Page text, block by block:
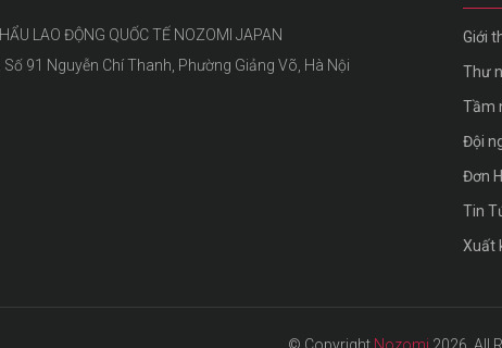
LAO ĐỘNG QUỐC TẾ NOZOMI JAPAN
91 Nguyễn Chí Thanh, Phường Giảng Võ, Hà Nội
Giới
Thư
Tầm
Đội
Đơn
Tin
Xuất